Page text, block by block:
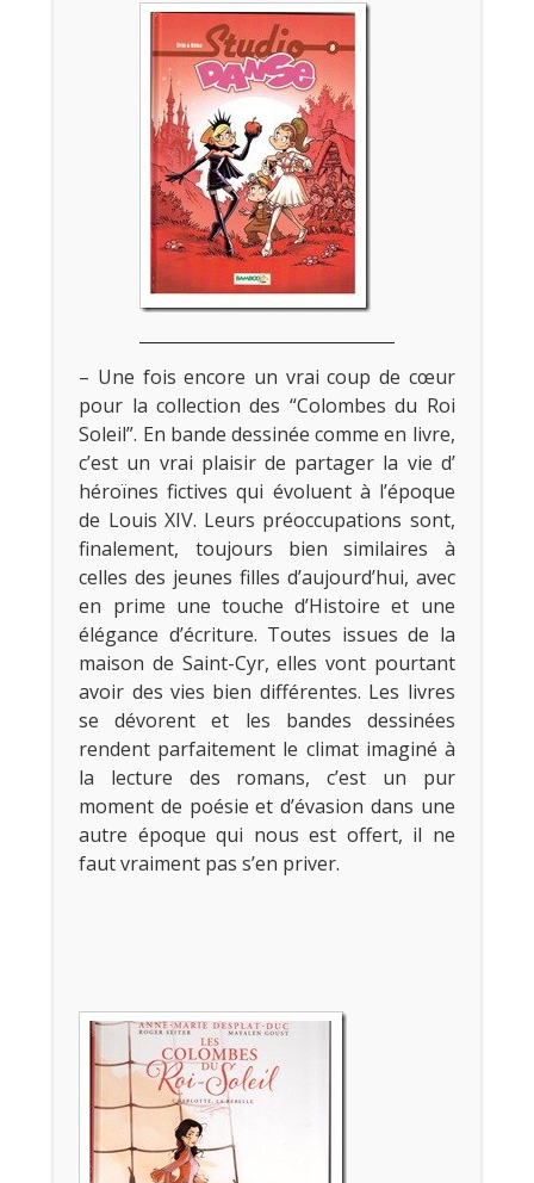
– Une fois encore un vrai coup de cœur
pour la collection des “Colombes du Roi
Soleil”. En bande dessinée comme en livre,
c’est un vrai plaisir de partager la vie d’
héroïnes fictives qui évoluent à l’époque
de Louis XIV. Leurs préoccupations sont,
finalement, toujours bien similaires à
celles des jeunes filles d’aujourd’hui, avec
en prime une touche d’Histoire et une
élégance d’écriture. Toutes issues de la
maison de Saint-Cyr, elles vont pourtant
avoir des vies bien différentes. Les livres
se dévorent et les bandes dessinées
rendent parfaitement le climat imaginé à
la lecture des romans, c’est un pur
moment de poésie et d’évasion dans une
autre époque qui nous est offert, il ne
faut vraiment pas s’en priver.